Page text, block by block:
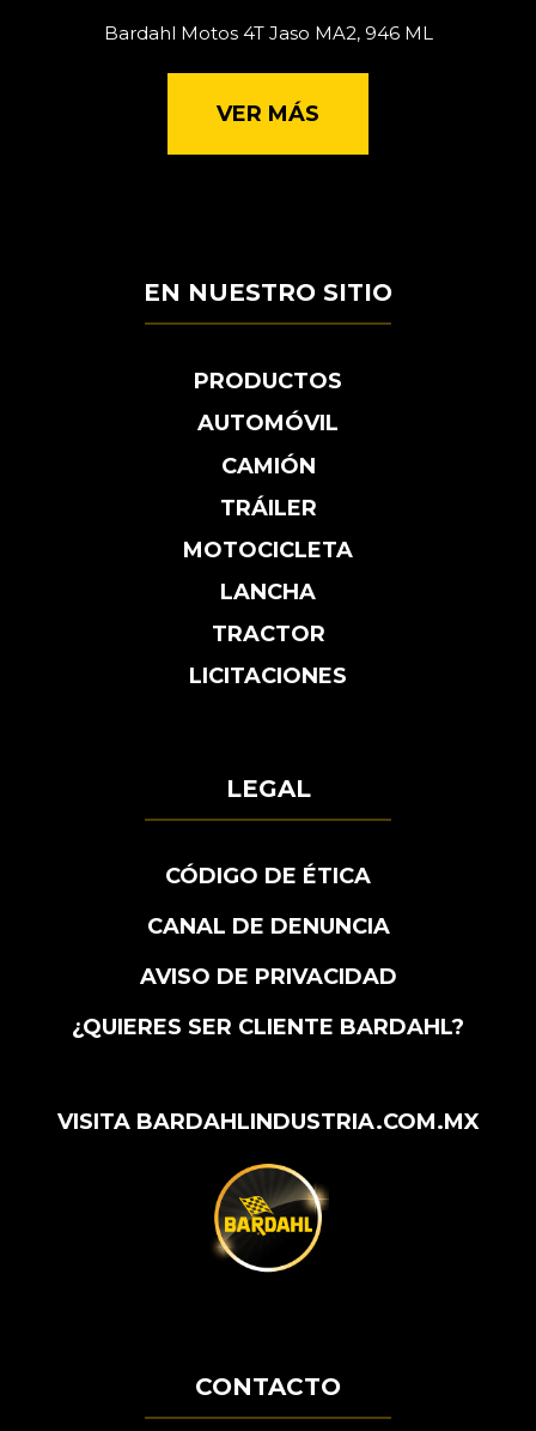
Bardahl Motos 4T Jaso MA2, 946 ML
VER MÁS
EN NUESTRO SITIO
PRODUCTOS
AUTOMÓVIL
CAMIÓN
TRÁILER
MOTOCICLETA
LANCHA
TRACTOR
LICITACIONES
LEGAL
CÓDIGO DE ÉTICA
CANAL DE DENUNCIA
AVISO DE PRIVACIDAD
¿QUIERES SER CLIENTE BARDAHL?
VISITA BARDAHLINDUSTRIA.COM.MX
CONTACTO